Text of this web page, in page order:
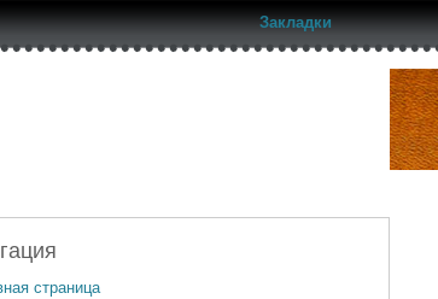
Закладки
страница